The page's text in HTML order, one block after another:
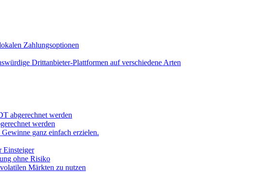
Zahlungsoptionen
Drittanbieter-Plattformen auf verschiedene Arten
abgerechnet werden
werden
ganz einfach erzielen.
Einsteiger
ohne Risiko
Märkten zu nutzen